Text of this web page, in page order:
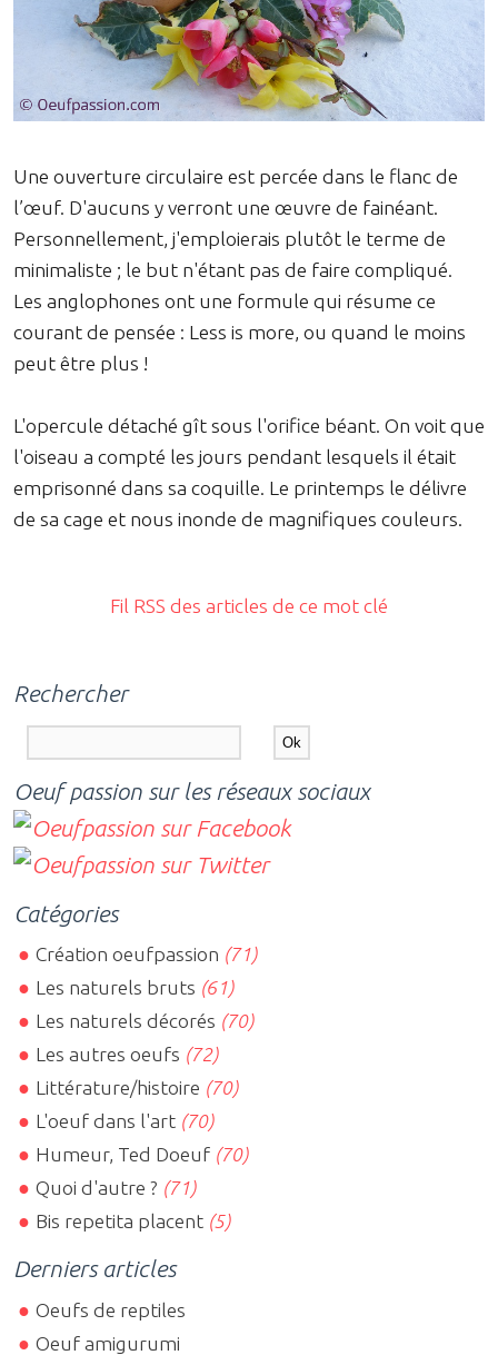
Une ouverture circulaire est percée dans le flanc de
l’œuf. D'aucuns y verront une œuvre de fainéant.
Personnellement, j'emploierais plutôt le terme de
minimaliste ; le but n'étant pas de faire compliqué.
Les anglophones ont une formule qui résume ce
courant de pensée : Less is more, ou quand le moins
peut être plus !
L'opercule détaché gît sous l'orifice béant. On voit que
l'oiseau a compté les jours pendant lesquels il était
emprisonné dans sa coquille. Le printemps le délivre
de sa cage et nous inonde de magnifiques couleurs.
Fil RSS des articles de ce mot clé
Rechercher
Oeuf passion sur les réseaux sociaux
Catégories
Création oeufpassion (71)
Les naturels bruts (61)
Les naturels décorés (70)
Les autres oeufs (72)
Littérature/histoire (70)
L'oeuf dans l'art (70)
Humeur, Ted Doeuf (70)
Quoi d'autre ? (71)
Bis repetita placent (5)
Derniers articles
Oeufs de reptiles
Oeuf amigurumi